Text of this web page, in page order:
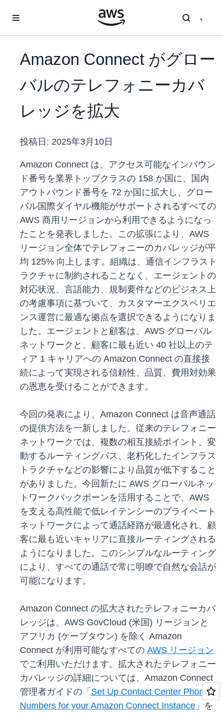
Amazon Connect がグロー
バルのテレフォニーカバ
レッジを拡大
投稿日: 2025年3月10日
Amazon Connect は、アクセス可能なインバウン
ド番号を業界トップクラスの 158 か国に、国内
アウトバウンド番号を 72 か国に拡大し、グロー
バル国際ダイヤル機能がサポートされるすべての
AWS 商用リージョンから利用できるようになっ
たことを発表しました。この拡張により、AWS
リージョン全体でテレフォニーのカバレッジが平
均 125% 向上します。組織は、通信インフラスト
ラクチャに制約されることなく、エージェントの
対応状況、言語能力、規制要件などのビジネス上
の考慮事項に基づいて、カスタマーエクスペリエ
ンス運営に最適な拠点を選択できるようになりま
した。エージェントと顧客は、AWS グローバル
ネットワークと、顧客に最も近い 40 社以上のテ
ィア 1 キャリアへの Amazon Connect の直接接
続によって実現される信頼性、品質、費用対効果
の恩恵を受けることができます。
今回の発表により、Amazon Connect は音声通話
の提供方法を一新しました。従来のテレフォニー
ネットワークでは、複数の相互接続ポイント、変
動するルーティングパス、老朽化したインフラス
トラクチャなどの影響により品質が低下すること
がありました。今回新たに AWS グローバルネッ
トワークバックボーンを活用することで、AWS
を支える高性能で低レイテンシーのプライベート
ネットワークによって通話経路が最適化され、顧
客に最も近いキャリアに直接ルーティングされる
ようになりました。このシンプルなルーティング
により、すべての通話で常に明瞭で自然な会話が
可能になります。
Amazon Connect の拡大されたテレフォニーカバ
レッジは、AWS GovCloud (米国) リージョンと
アフリカ (ケープタウン) を除く Amazon
Connect が利用可能なすべての AWS リージョン
でご利用いただけます。拡大されたテレフォニー
カバレッジの詳細については、Amazon Connect
管理者ガイドの「 Set Up Contact Center Phone
Numbers for your Amazon Connect Instance 」を